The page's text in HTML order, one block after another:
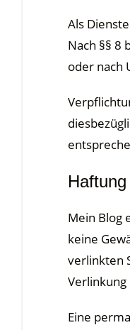
Als
Nach §§ 8
oder nach
Mein Blog
keine
verlinkten
Eine